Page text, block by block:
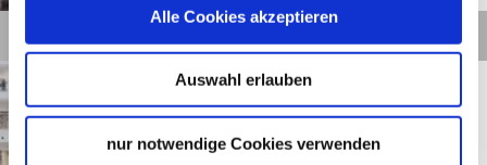
Alle Cookies akzeptieren
Auswahl erlauben
nur notwendige Cookies verwenden
Stuttgart Entfernung anzeigen
Stadtbibliothek Stuttgart
Geöffnet von 09:00 bis 19:00 Uhr